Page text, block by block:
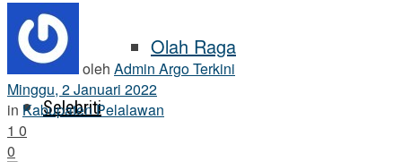
Olah Raga
Selebriti
oleh Admin Argo Terkini
Minggu, 2 Januari 2022
in Kabupaten Pelalawan
1 0
0